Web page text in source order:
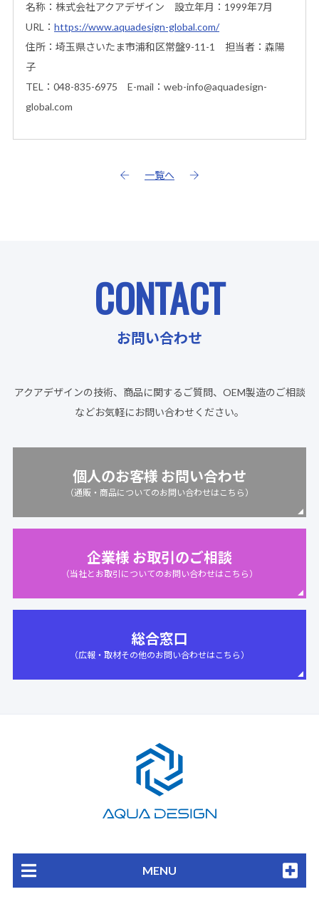
名称：株式会社アクアデザイン 設立年月：1999年7月
URL： https://www.aquadesign-global.com/
住所：埼玉県さいたま市浦和区常盤9-11-1 担当者：森陽
子
TEL：048-835-6975 E-mail：web-info@aquadesign-
global.com
一覧へ
CONTACT
お問い合わせ
アクアデザインの技術、商品に関するご質問、OEM製造のご相談
などお気軽にお問い合わせください。
個人のお客様 お問い合わせ
（通販・商品についてのお問い合わせはこちら）
企業様 お取引のご相談
（当社とお取引についてのお問い合わせはこちら）
総合窓口
（広報・取材その他のお問い合わせはこちら）
MENU